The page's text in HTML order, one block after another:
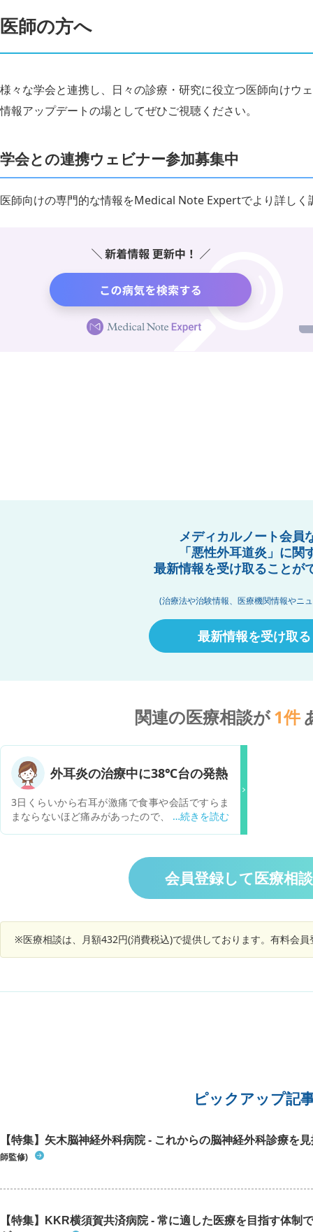
医師の方へ
様々な学会と連携し、日々の診療・研究に役立つ医師向けウ
情報アップデートの場としてぜひご視聴ください。
学会との連携ウェビナー参加募集中
医師向けの専門的な情報をMedical Note Expertでより詳しく
メディカルノート会員
「悪性外耳道炎」に関
最新情報を受け取ることが
(治療法や治験情報、医療機関情報やニ
最新情報を受け取る
関連の医療相談が1件
外耳炎の治療中に38℃台の発熱
3日くらいから右耳が激痛で食事や会話ですらま
まならないほど痛みがあったので、昨日耳鼻科へ
って処方薬も飲んでいますが夜に38℃台の発熱が
ありました！外耳炎でこれほどまでの発熱はある会員登録して医療相
※医療相談は、月額432円(消費税込)で提供しております。有料会
ピックアップ記
【特集】矢木脳神経外科病院 - これからの脳神経外科診療を
師監修)
【特集】KKR横須賀共済病院 - 常に適した医療を目指す体制